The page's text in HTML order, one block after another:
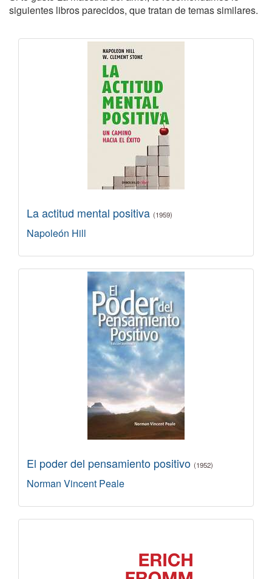
siguientes libros parecidos, que tratan de temas similares.
La actitud mental positiva (1959)
Napoleón Hill
El poder del pensamiento positivo (1952)
Norman Vincent Peale